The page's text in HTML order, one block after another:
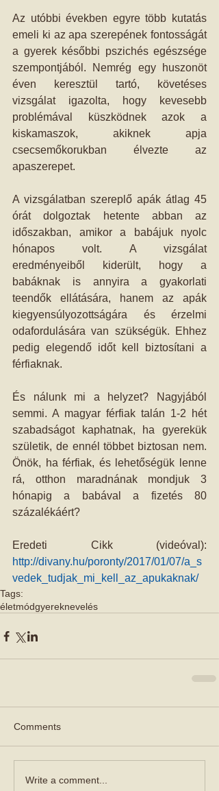
Az utóbbi években egyre több kutatás
emeli ki az apa szerepének fontosságát
a gyerek későbbi pszichés egészsége
szempontjából. Nemrég egy huszonöt
éven keresztül tartó, követéses
vizsgálat igazolta, hogy kevesebb
problémával küszködnek azok a
kiskamaszok, akiknek apja
csecsemőkorukban élvezte az
apaszerepet.
A vizsgálatban szereplő apák átlag 45
órát dolgoztak hetente abban az
időszakban, amikor a babájuk nyolc
hónapos volt. A vizsgálat
eredményeiből kiderült, hogy a
babáknak is annyira a gyakorlati
teendők ellátására, hanem az apák
kiegyensúlyozottságára és érzelmi
odafordulására van szükségük. Ehhez
pedig elegendő időt kell biztosítani a
férfiaknak.
És nálunk mi a helyzet? Nagyjából
semmi. A magyar férfiak talán 1-2 hét
szabadságot kaphatnak, ha gyerekük
születik, de ennél többet biztosan nem.
Önök, ha férfiak, és lehetőségük lenne
rá, otthon maradnának mondjuk 3
hónapig a babával a fizetés 80
százalékáért?
http://divany.hu/poronty/2017/01/07/a_s
vedek_tudjak_mi_kell_az_apukaknak/
Tags:
életmódgyereknevelés
Comments
Write a comment...